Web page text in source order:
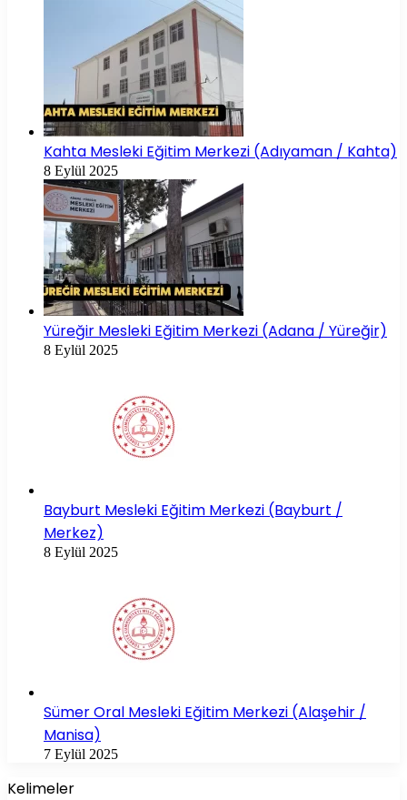
Kahta Mesleki Eğitim Merkezi (Adıyaman / Kahta)
8 Eylül 2025
Yüreğir Mesleki Eğitim Merkezi (Adana / Yüreğir)
8 Eylül 2025
Bayburt Mesleki Eğitim Merkezi (Bayburt /
Merkez)
8 Eylül 2025
Sümer Oral Mesleki Eğitim Merkezi (Alaşehir /
Manisa)
7 Eylül 2025
Kelimeler